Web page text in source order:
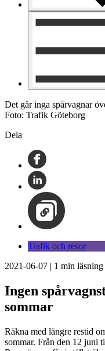
Det går inga spårvagnar
Foto: Trafik Göteborg
Dela
Trafik och resor
2021-06-07 | 1 min läsning
Ingen
sommar
Räkna med längre restid
sommar. Från den 12 juni